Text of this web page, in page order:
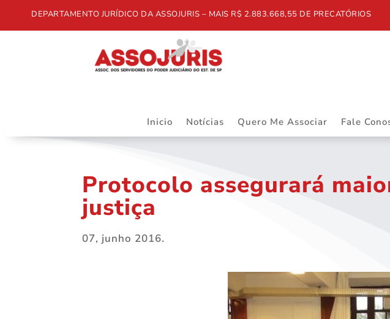
DEPARTAMENTO JURÍDICO DA ASSOJURIS – MAIS R$ 2.883.668,55 DE PRECATÓRIOS
Inicio Notícias Quero Me Associar Fale
Protocolo assegurará
justiça
07, junho 2016.